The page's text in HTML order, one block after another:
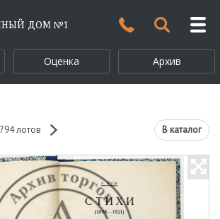
ДОМ №1
Оценка Архив
лотов В каталог